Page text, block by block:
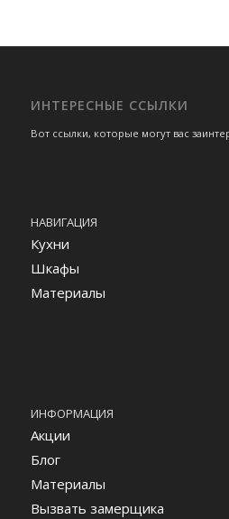
ИНТЕРЕСНЫЕ ССЫЛКИ
Вот ссылки, которые могут вас
НАВИГАЦИЯ
Кухни
Шкафы
Материалы
ИНФОРМАЦИЯ
Акции
Блог
Материалы
Вызвать замерщика